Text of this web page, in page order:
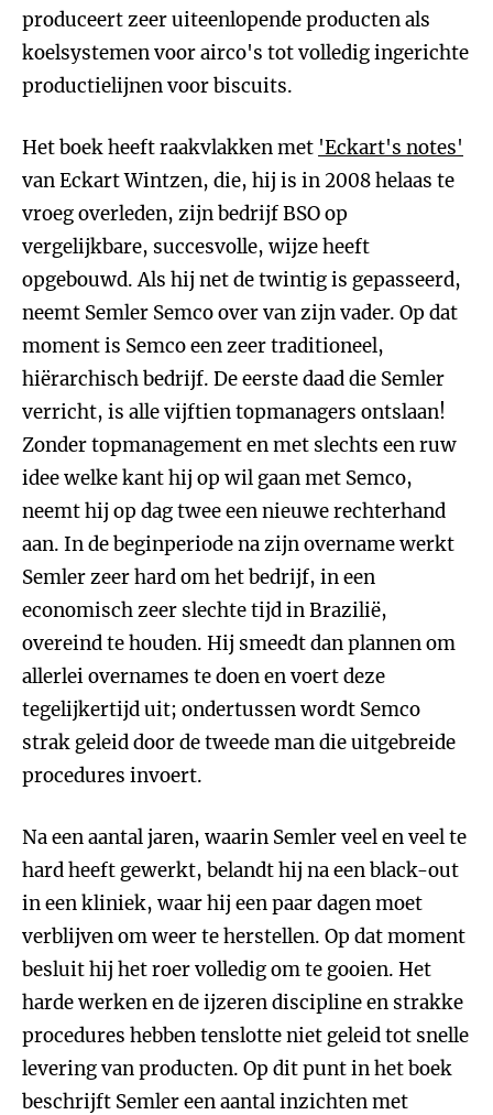
produceert zeer uiteenlopende producten als
koelsystemen voor airco's tot volledig ingerichte
productielijnen voor biscuits.
Het boek heeft raakvlakken met 'Eckart's notes'
van Eckart Wintzen, die, hij is in 2008 helaas te
vroeg overleden, zijn bedrijf BSO op
vergelijkbare, succesvolle, wijze heeft
opgebouwd. Als hij net de twintig is gepasseerd,
neemt Semler Semco over van zijn vader. Op dat
moment is Semco een zeer traditioneel,
hiërarchisch bedrijf. De eerste daad die Semler
verricht, is alle vijftien topmanagers ontslaan!
Zonder topmanagement en met slechts een ruw
idee welke kant hij op wil gaan met Semco,
neemt hij op dag twee een nieuwe rechterhand
aan. In de beginperiode na zijn overname werkt
Semler zeer hard om het bedrijf, in een
economisch zeer slechte tijd in Brazilië,
overeind te houden. Hij smeedt dan plannen om
allerlei overnames te doen en voert deze
tegelijkertijd uit; ondertussen wordt Semco
strak geleid door de tweede man die uitgebreide
procedures invoert.
Na een aantal jaren, waarin Semler veel en veel te
hard heeft gewerkt, belandt hij na een black-out
in een kliniek, waar hij een paar dagen moet
verblijven om weer te herstellen. Op dat moment
besluit hij het roer volledig om te gooien. Het
harde werken en de ijzeren discipline en strakke
procedures hebben tenslotte niet geleid tot snelle
levering van producten. Op dit punt in het boek
beschrijft Semler een aantal inzichten met